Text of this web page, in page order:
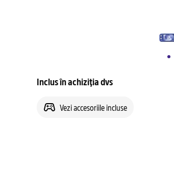
Inclus în achiziția dvs
Vezi accesoriile incluse